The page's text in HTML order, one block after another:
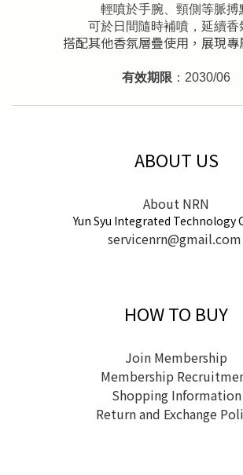
輕噴於手腕、頸側等脈搏
可於日間隨時補噴，延續香
搭配其他香氛層疊使用，展現專
有效期限 ：2030/06
ABOUT US
About NRN
Yun Syu Integrated Technology
servicenrn@gmail.com
HOW TO BUY
Join Membership
Membership
Shopping Information
Return and Exchange